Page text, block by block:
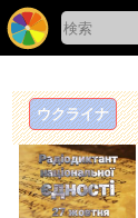
ウクライナ